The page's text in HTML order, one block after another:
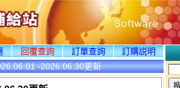
回覆查詢 訂單查詢
訂購説明
-2026.06.30更新